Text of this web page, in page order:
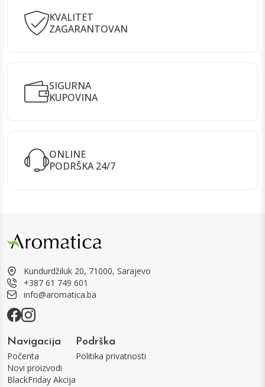
KVALITET
ZAGARANTOVAN
SIGURNA
KUPOVINA
ONLINE
PODRŠKA 24/7
Kundurdžiluk 20, 71000, Sarajevo
+387 61 749 601
info@aromatica.ba
Navigacija
Počenta
Novi proizvodi
BlackFriday Akcija
Podrška
Politika privatnosti